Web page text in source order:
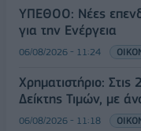
ΥΠΕΘΟΟ: Νέες
για την Ενέργεια
06/08/2026 - 11:24
Χρηματιστήριο:
Δείκτης Τιμών, με
06/08/2026 - 11:18